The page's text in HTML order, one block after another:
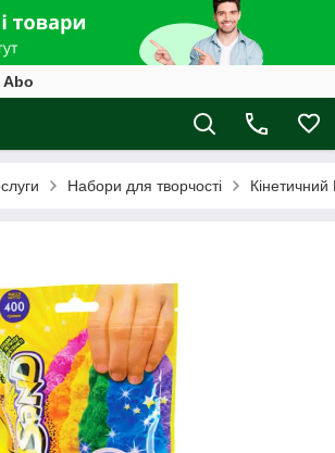
Abo
Набори для творчості Кінетичний